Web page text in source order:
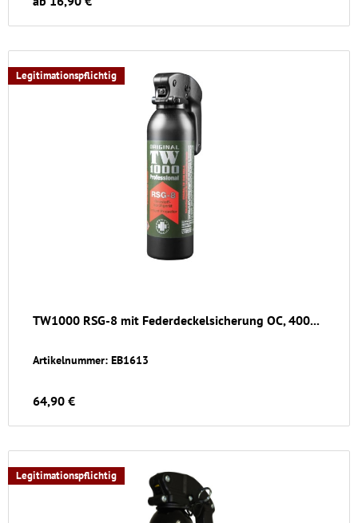
Legitimationspflichtig
TW1000 RSG-8 mit Federdeckelsicherung OC, 400...
Artikelnummer: EB1613
64,90 €
Legitimationspflichtig